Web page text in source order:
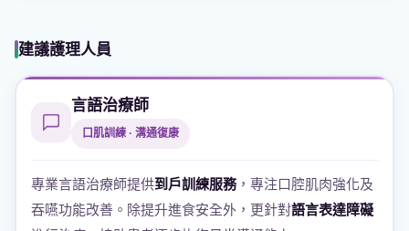
建議護理人員
言語治療師
口肌訓練 · 溝通復康
專業言語治療師提供到戶訓練服務，專注口腔肌肉強化及
吞嚥功能改善。除提升進食安全外，更針對語言表達障礙